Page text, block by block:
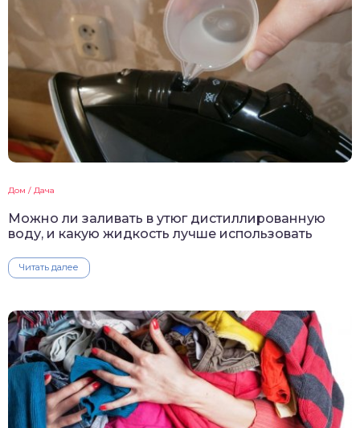
Дом / Дача
Можно ли заливать в утюг дистиллированную
воду, и какую жидкость лучше использовать
Читать далее